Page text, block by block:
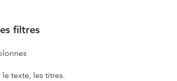
filtres
texte, les titres.